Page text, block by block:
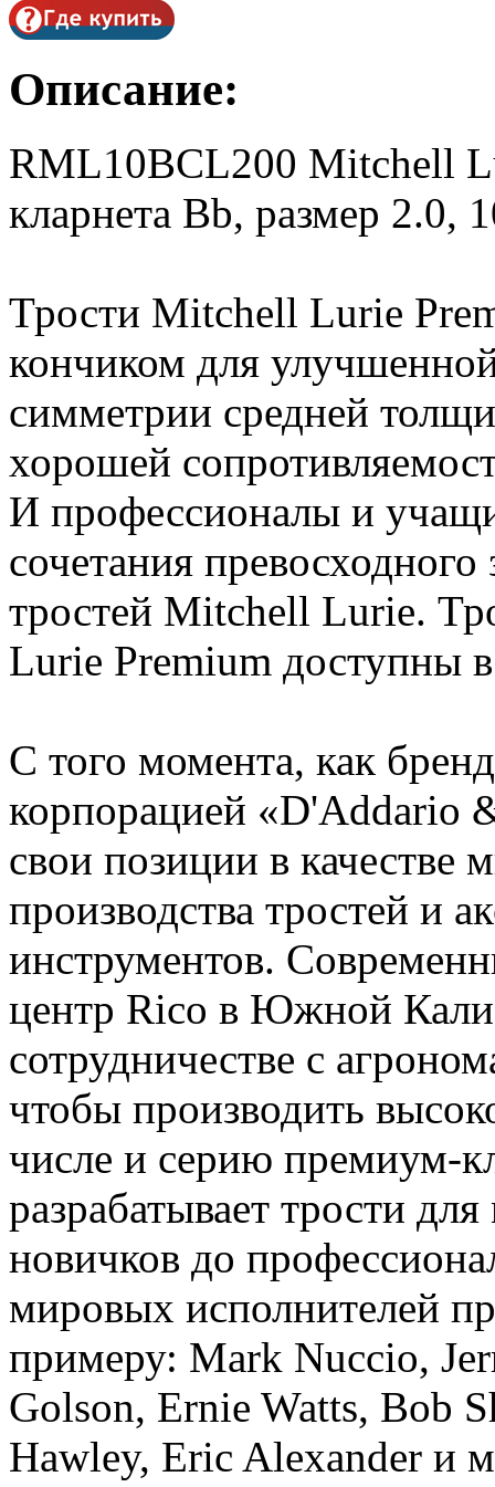
Описание:
RML10BCL200 Mitchell
кларнета Bb, размер 2.0,
Трости Mitchell Lurie
кончиком для
симметрии средней
хорошей
И профессионалы и
сочетания
тростей Mitchell Lurie.
Lurie Premium доступны
С того момента, как
корпорацией «D'Addario
свои позиции в качестве
производства тростей и
инструментов.
центр Rico в Южной
сотрудничестве с
чтобы производить
числе и серию премиум-
разрабатывает трости
новичков до
мировых исполнителей
примеру: Mark Nuccio,
Golson, Ernie Watts, Bob
Hawley, Eric Alexander и